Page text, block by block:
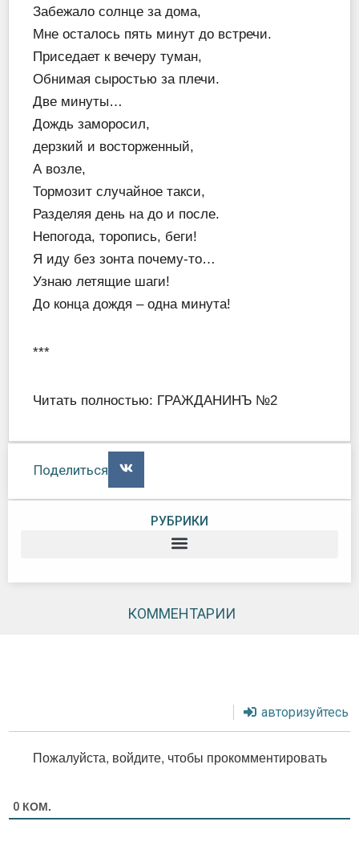
Забежало солнце за дома,
Мне осталось пять минут до встречи.
Приседает к вечеру туман,
Обнимая сыростью за плечи.
Две минуты…
Дождь заморосил,
дерзкий и восторженный,
А возле,
Тормозит случайное такси,
Разделяя день на до и после.
Непогода, торопись, беги!
Я иду без зонта почему-то…
Узнаю летящие шаги!
До конца дождя – одна минута!
***
Читать полностью: ГРАЖДАНИНЪ №2
Поделиться
РУБРИКИ
КОММЕНТАРИИ
авторизуйтесь
Пожалуйста, войдите, чтобы прокомментировать
0 КОМ.